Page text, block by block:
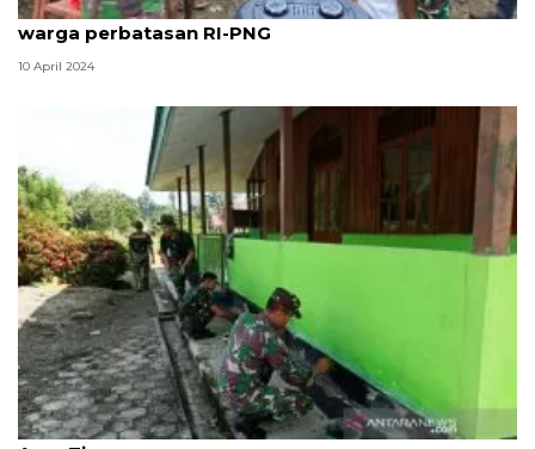
Yonif 122/TS berbagi makanan gratis kepada
warga perbatasan RI-PNG
10 April 2024
Sambut Idul Fitri, prajurit TNI cat Masjid Ubudyah